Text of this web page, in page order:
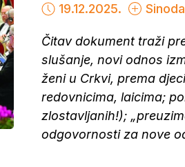
19.12.2025.
Čitav dokument traži
slušanje, novi odnos
ženi u Crkvi, prema
redovnicima, laicima;
zlostavljanih!);
odgovornosti za nove